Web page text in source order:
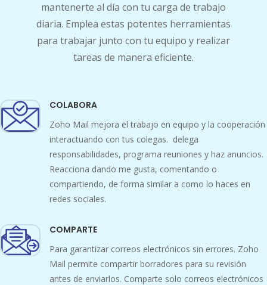
mantenerte al día con tu carga de trabajo
diaria. Emplea estas potentes herramientas
para trabajar junto con tu equipo y realizar
tareas de manera eficiente.
COLABORA
Zoho Mail mejora el trabajo en equipo y la cooperación
interactuando con tus colegas. delega
responsabilidades, programa reuniones y haz anuncios.
Reacciona dando me gusta, comentando o
compartiendo, de forma similar a como lo haces en
redes sociales.
COMPARTE
Para garantizar correos electrónicos sin errores. Zoho
Mail permite compartir borradores para su revisión
antes de enviarlos. Comparte solo correos electrónicos